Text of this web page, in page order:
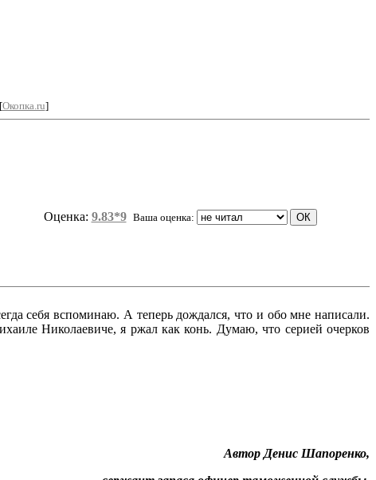
[Окопка.ru]
Оценка: 9.83*9 Ваша оценка:
себя вспоминаю. А теперь дождался, что и обо мне написали.
Николаевиче, я ржал как конь. Думаю, что серией очерков
Автор Денис Шапоренко,